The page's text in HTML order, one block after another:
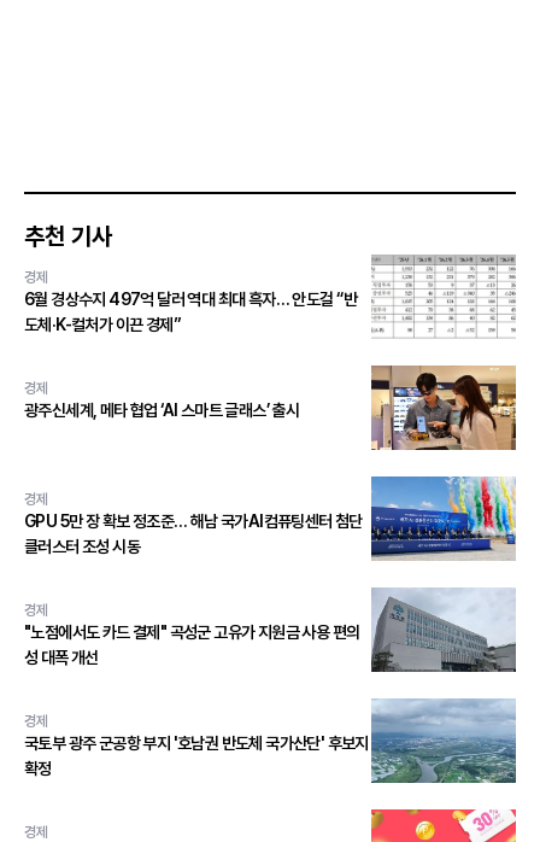
추천 기사
경제
6월 경상수지 497억 달러 역대 최대 흑자… 안도걸 “반
도체·K-컬처가 이끈 경제”
경제
광주신세계, 메타 협업 ‘AI 스마트 글래스’ 출시
경제
GPU 5만 장 확보 정조준… 해남 국가AI컴퓨팅센터 첨단
클러스터 조성 시동
경제
"노점에서도 카드 결제" 곡성군 고유가 지원금 사용 편의
성 대폭 개선
경제
국토부 광주 군공항 부지 '호남권 반도체 국가산단' 후보지
확정
경제